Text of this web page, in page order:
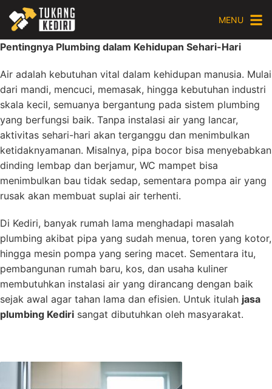
content
MENU
Pentingnya Plumbing dalam Kehidupan Sehari-Hari
Air adalah kebutuhan vital dalam kehidupan manusia. Mulai
dari mandi, mencuci, memasak, hingga kebutuhan industri
skala kecil, semuanya bergantung pada sistem plumbing
yang berfungsi baik. Tanpa instalasi air yang lancar,
aktivitas sehari-hari akan terganggu dan menimbulkan
ketidaknyamanan. Misalnya, pipa bocor bisa menyebabkan
dinding lembap dan berjamur, WC mampet bisa
menimbulkan bau tidak sedap, sementara pompa air yang
rusak akan membuat suplai air terhenti.
Di Kediri, banyak rumah lama menghadapi masalah
plumbing akibat pipa yang sudah menua, toren yang kotor,
hingga mesin pompa yang sering macet. Sementara itu,
pembangunan rumah baru, kos, dan usaha kuliner
membutuhkan instalasi air yang dirancang dengan baik
sejak awal agar tahan lama dan efisien. Untuk itulah jasa
plumbing Kediri sangat dibutuhkan oleh masyarakat.